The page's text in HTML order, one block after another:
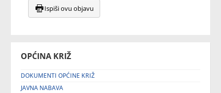
OPĆINA KRIŽ
DOKUMENTI OPĆINE KRIŽ
JAVNA NABAVA
Ispiši ovu objavu